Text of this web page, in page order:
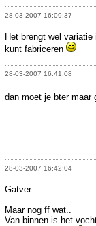
28-03-2007 16:09:37
Het brengt wel
kunt fabriceren
28-03-2007 16:41:08
dan moet je bter maar
28-03-2007 16:42:04
Gatver..
Maar nog ff wat..
Van binnen is het